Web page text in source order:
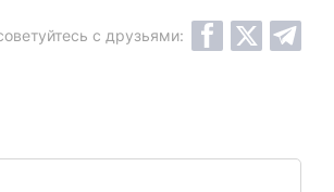
с друзьями: